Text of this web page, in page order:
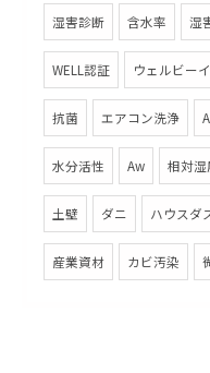
湿害診断 含水率 湿
WELL認証 ウェルビー
抗菌 エアコン洗浄
水分活性 Aw 相対湿
土壁 ダニ ハウスダ
産業資材 カビ汚染